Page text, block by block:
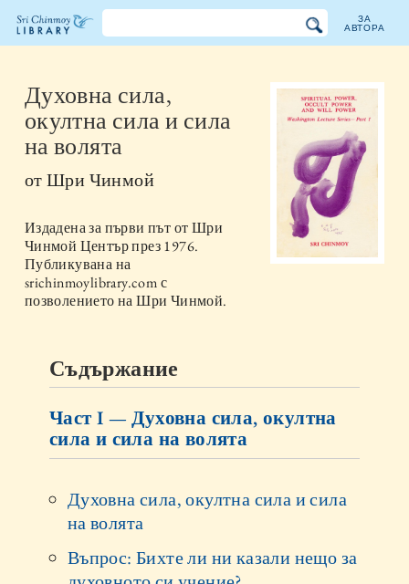
Библиотеката
на
Шри
Чинмой
ЗА
АВТОРА
Духовна сила,
окултна сила и сила
на волята
отШри Чинмой
Издадена за първи път отШри
Чинмой Центърпрез1976.
Публикувана на
srichinmoylibrary.com с
позволението на Шри Чинмой.
Съдържание
Част I — Духовна сила, окултна
сила и сила на волята
Духовна сила, окултна сила и сила
на волята
Въпрос: Бихте ли ни казали нещо за